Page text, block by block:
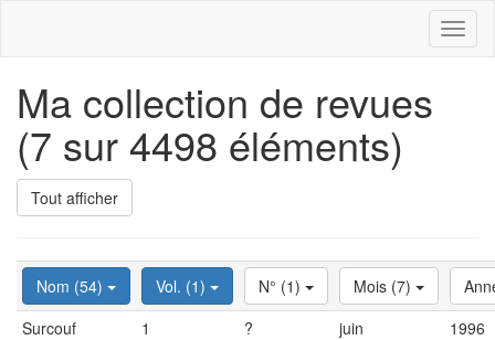
Ma collection de revues
(7 sur 4498 éléments)
Tout afficher
Nom (54) Vol. (1) N° (1) Mois (7)
Surcouf
1 ? juin
1996